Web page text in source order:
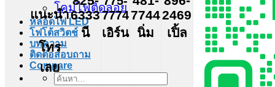
โคมไฟติดลอย
หลอดไฟ LED
โฟโต้สวิตช์
บทความ
ติดต่อสอบถาม
Compare
ค้นหา:
แนะนำ
โทร
เลย
6333
นี
7774
เอิร์น
7744
นิ่ม
2469
เปิ้ล